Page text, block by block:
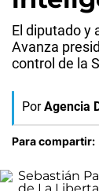
El diputado y
Avanza
control de la
Por Agencia
Para compartir: